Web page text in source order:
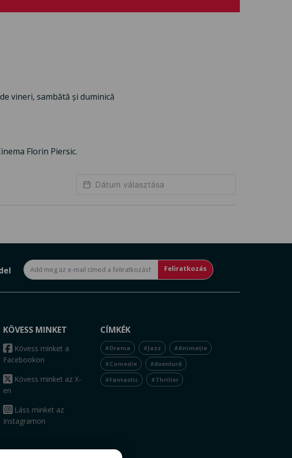
vineri, sambătă și duminică
Florin Piersic.
Feliratkozás
KÖVESS MINKET
Kövess minket a
Facebookon
Kövess minket az X-
en
Láss minket az
Instagramon
CÍMKÉK
#Drama #Jazz #Animație
#Comedie #Aventură
#Fantastic #Thriller